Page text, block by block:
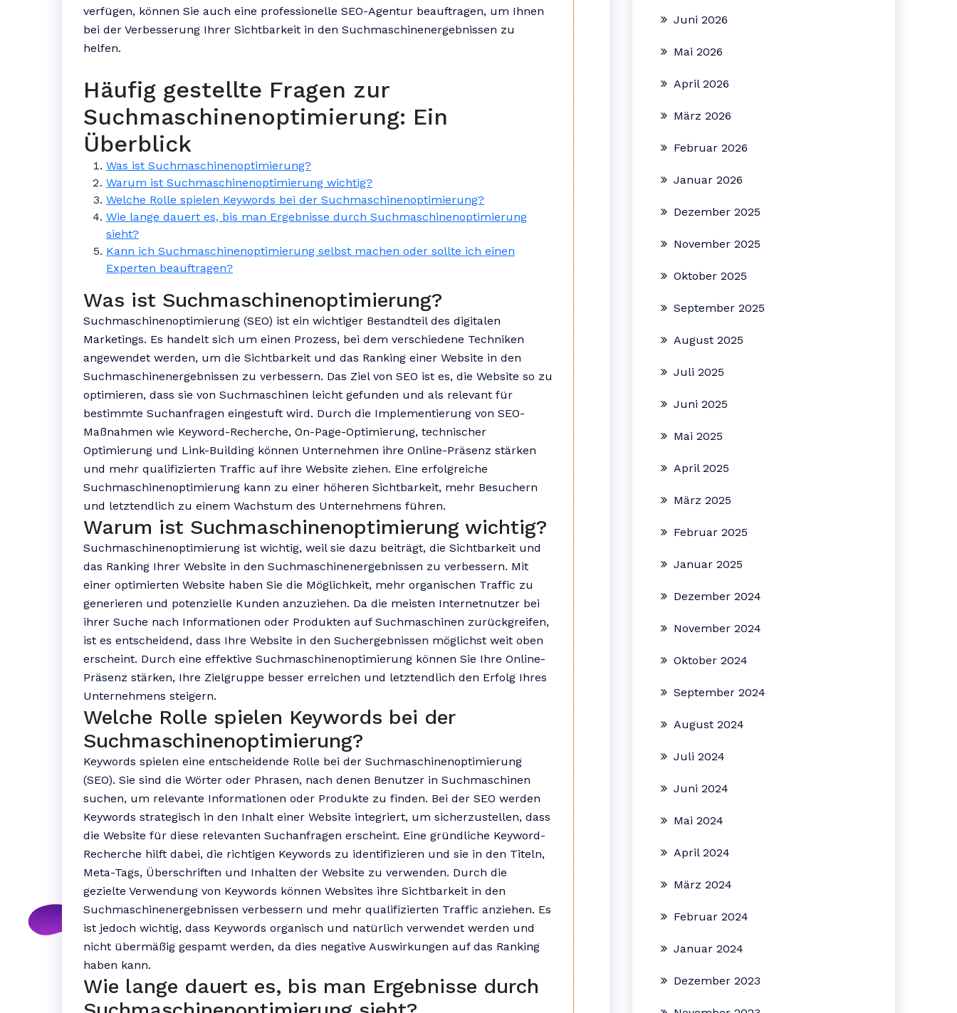
verfügen, können Sie auch eine professionelle SEO-Agentur beauftragen, um Ihnen
bei der Verbesserung Ihrer Sichtbarkeit in den Suchmaschinenergebnissen zu
helfen.
Häufig gestellte Fragen zur
Suchmaschinenoptimierung: Ein
Überblick
Was ist Suchmaschinenoptimierung?
Warum ist Suchmaschinenoptimierung wichtig?
Welche Rolle spielen Keywords bei der Suchmaschinenoptimierung?
Wie lange dauert es, bis man Ergebnisse durch Suchmaschinenoptimierung
sieht?
Kann ich Suchmaschinenoptimierung selbst machen oder sollte ich einen
Experten beauftragen?
Was ist Suchmaschinenoptimierung?
Suchmaschinenoptimierung (SEO) ist ein wichtiger Bestandteil des digitalen
Marketings. Es handelt sich um einen Prozess, bei dem verschiedene Techniken
angewendet werden, um die Sichtbarkeit und das Ranking einer Website in den
Suchmaschinenergebnissen zu verbessern. Das Ziel von SEO ist es, die Website so zu
optimieren, dass sie von Suchmaschinen leicht gefunden und als relevant für
bestimmte Suchanfragen eingestuft wird. Durch die Implementierung von SEO-
Maßnahmen wie Keyword-Recherche, On-Page-Optimierung, technischer
Optimierung und Link-Building können Unternehmen ihre Online-Präsenz stärken
und mehr qualifizierten Traffic auf ihre Website ziehen. Eine erfolgreiche
Suchmaschinenoptimierung kann zu einer höheren Sichtbarkeit, mehr Besuchern
und letztendlich zu einem Wachstum des Unternehmens führen.
Warum ist Suchmaschinenoptimierung wichtig?
Suchmaschinenoptimierung ist wichtig, weil sie dazu beiträgt, die Sichtbarkeit und
das Ranking Ihrer Website in den Suchmaschinenergebnissen zu verbessern. Mit
einer optimierten Website haben Sie die Möglichkeit, mehr organischen Traffic zu
generieren und potenzielle Kunden anzuziehen. Da die meisten Internetnutzer bei
ihrer Suche nach Informationen oder Produkten auf Suchmaschinen zurückgreifen,
ist es entscheidend, dass Ihre Website in den Suchergebnissen möglichst weit oben
erscheint. Durch eine effektive Suchmaschinenoptimierung können Sie Ihre Online-
Präsenz stärken, Ihre Zielgruppe besser erreichen und letztendlich den Erfolg Ihres
Unternehmens steigern.
Welche Rolle spielen Keywords bei der
Suchmaschinenoptimierung?
Keywords spielen eine entscheidende Rolle bei der Suchmaschinenoptimierung
(SEO). Sie sind die Wörter oder Phrasen, nach denen Benutzer in Suchmaschinen
suchen, um relevante Informationen oder Produkte zu finden. Bei der SEO werden
Keywords strategisch in den Inhalt einer Website integriert, um sicherzustellen, dass
die Website für diese relevanten Suchanfragen erscheint. Eine gründliche Keyword-
Recherche hilft dabei, die richtigen Keywords zu identifizieren und sie in den Titeln,
Meta-Tags, Überschriften und Inhalten der Website zu verwenden. Durch die
gezielte Verwendung von Keywords können Websites ihre Sichtbarkeit in den
Suchmaschinenergebnissen verbessern und mehr qualifizierten Traffic anziehen. Es
ist jedoch wichtig, dass Keywords organisch und natürlich verwendet werden und
nicht übermäßig gespamt werden, da dies negative Auswirkungen auf das Ranking
haben kann.
Wie lange dauert es, bis man Ergebnisse durch
Juni 2026
Mai 2026
April 2026
März 2026
Februar 2026
Januar 2026
Dezember 2025
November 2025
Oktober 2025
September 2025
August 2025
Juli 2025
Juni 2025
Mai 2025
April 2025
März 2025
Februar 2025
Januar 2025
Dezember 2024
November 2024
Oktober 2024
September 2024
August 2024
Juli 2024
Juni 2024
Mai 2024
April 2024
März 2024
Februar 2024
Januar 2024
Dezember 2023